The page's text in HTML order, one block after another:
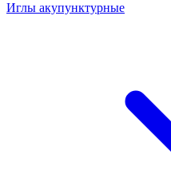
Иглы акупунктурные